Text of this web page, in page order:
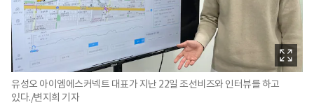
유성오 아이엠에스커넥트 대표가 지난 22일 조선비즈와 인터뷰를 하고
있다./변지희 기자